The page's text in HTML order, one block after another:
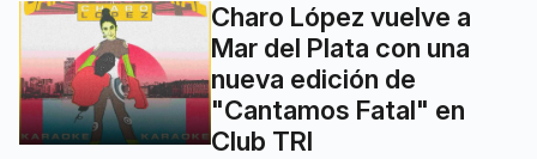
Charo López vuelve a
Mar del Plata con una
nueva edición de
"Cantamos Fatal" en
Club TRI